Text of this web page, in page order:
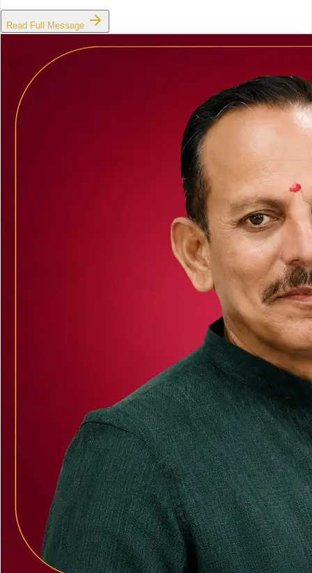
Read Full Message